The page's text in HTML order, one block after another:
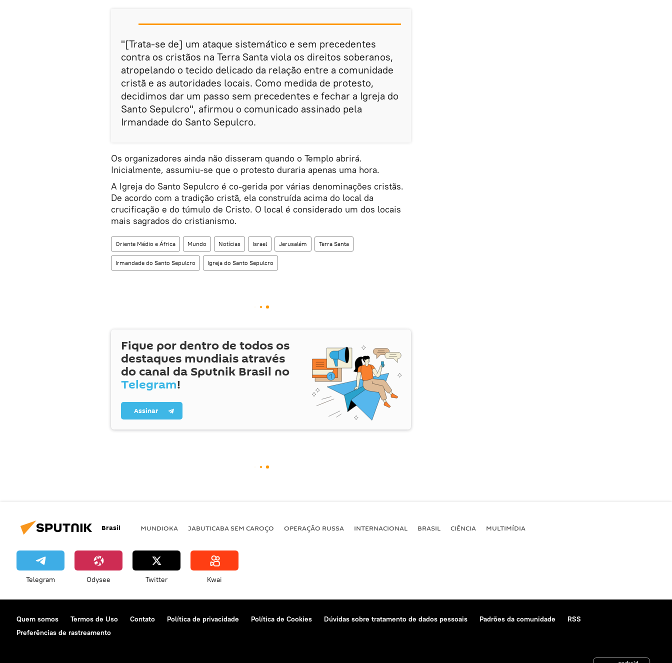
"[Trata-se de] um ataque sistemático e sem precedentes
contra os cristãos na Terra Santa viola os direitos soberanos,
atropelando o tecido delicado da relação entre a comunidade
cristã e as autoridades locais. Como medida de protesto,
decidimos dar um passo sem precedentes e fechar a Igreja do
Santo Sepulcro", afirmou o comunicado assinado pela
Irmandade do Santo Sepulcro.
Os organizadores ainda não disseram quando o Templo abrirá.
Inicialmente, assumiu-se que o protesto duraria apenas uma hora.
A Igreja do Santo Sepulcro é co-gerida por várias denominações cristãs.
De acordo com a tradição cristã, ela construída acima do local da
crucificação e do túmulo de Cristo. O local é considerado um dos locais
mais sagrados do cristianismo.
Oriente Médio e África Mundo Notícias Israel Jerusalém Terra Santa
Irmandade do Santo Sepulcro Igreja do Santo Sepulcro
Fique por dentro de todos os
destaques mundiais através
do canal da Sputnik Brasil no
Telegram!
Assinar
Brasil MUNDIOKA JABUTICABA SEM CAROÇO OPERAÇÃO RUSSA INTERNACIONAL BRASIL CIÊNCIA MULTIMÍDIA
Telegram Odysee Twitter Kwai
Quem somos Termos de Uso Contato Política de privacidade Política de Cookies Dúvidas sobre tratamento de dados pessoais Padrões da comunidade
RSS
Preferências de rastreamento